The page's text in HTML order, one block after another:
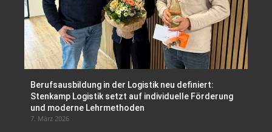
Berufsausbildung in der Logistik neu definiert:
Stenkamp Logistik setzt auf individuelle Förderung
und moderne Lehrmethoden
7. März 2026